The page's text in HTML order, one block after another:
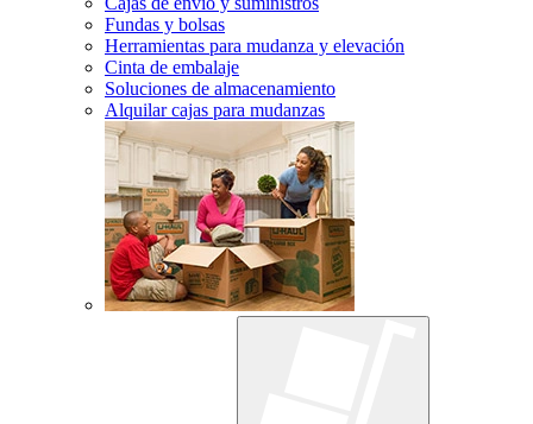
Fundas y bolsas
Herramientas para mudanza y elevación
Cinta de embalaje
Soluciones de almacenamiento
Alquilar cajas para mudanzas